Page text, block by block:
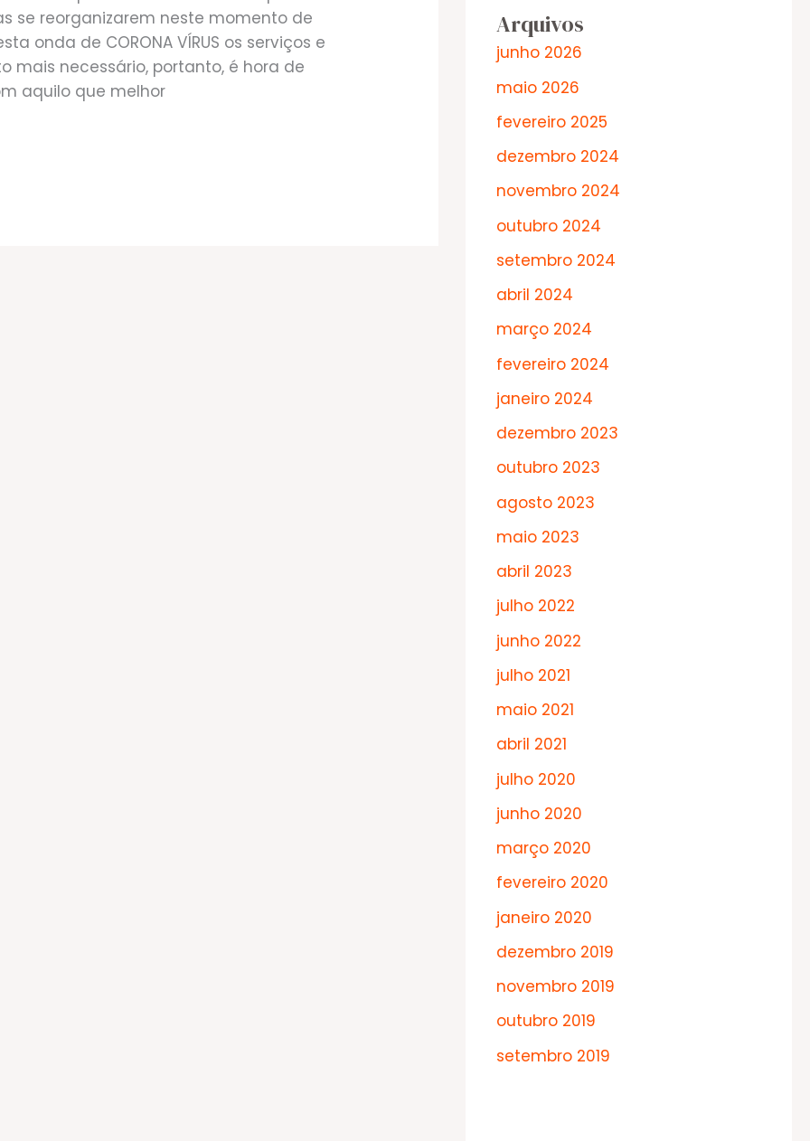
se reorganizarem neste momento de
onda de CORONA VÍRUS os serviços e
mais necessário, portanto, é hora de
aquilo que melhor
Arquivos
junho 2026
maio 2026
fevereiro 2025
dezembro 2024
novembro 2024
outubro 2024
setembro 2024
abril 2024
março 2024
fevereiro 2024
janeiro 2024
dezembro 2023
outubro 2023
agosto 2023
maio 2023
abril 2023
julho 2022
junho 2022
julho 2021
maio 2021
abril 2021
julho 2020
junho 2020
março 2020
fevereiro 2020
janeiro 2020
dezembro 2019
novembro 2019
outubro 2019
setembro 2019